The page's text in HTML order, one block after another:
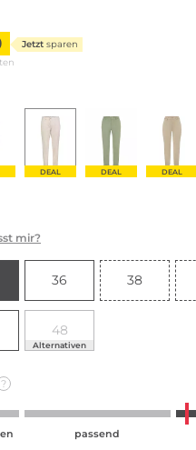
Jetzt sparen
DEAL DEAL DEAL
mir?
36 38
48
Alternativen
?
passend